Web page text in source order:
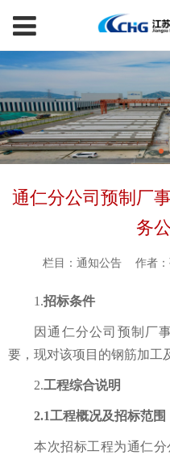
通仁分公司预制厂
务
栏目：通知公告 作者
1.招标条件
因通仁分公司预制厂
要 ，现对该项目的钢筋加工
2.工程综合说明
2.1工程概况及招标范围
本次招标工程为通仁分